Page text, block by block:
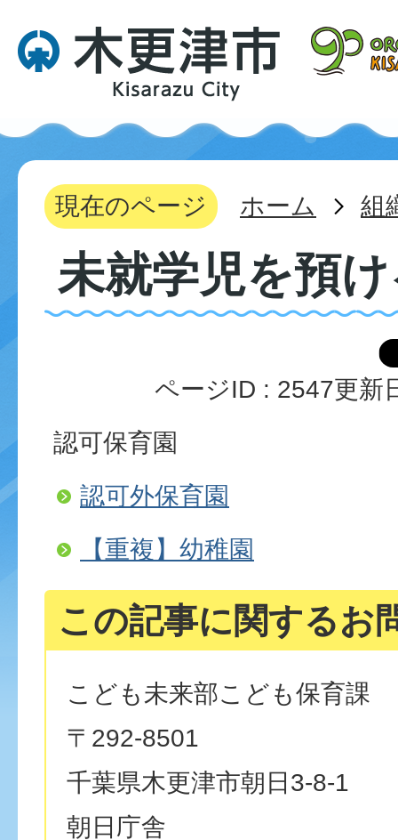
現在のページ ホーム 組
未就学児を預
ページID : 2547更新
認可保育園
認可外保育園
【重複】幼稚園
この記事に関するお
こども未来部こども保育課
〒292-8501
千葉県木更津市朝日3-8-1
朝日庁舎